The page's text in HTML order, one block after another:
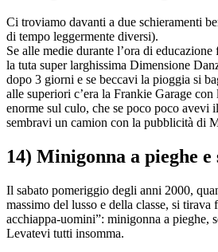
Ci troviamo davanti a due schieramenti
di tempo leggermente diversi).
Se alle medie durante l’ora di
la tuta super larghissima Dimensione
dopo 3 giorni e se beccavi la pioggia si
alle superiori c’era la Frankie Garage
enorme sul culo, che se poco poco avevi
sembravi un camion con la pubblicità di
14) Minigonna a pieghe e
Il sabato pomeriggio degli anni 2000,
massimo del lusso e della classe, si
acchiappa-uomini”: minigonna a pieghe,
Levatevi tutti insomma.